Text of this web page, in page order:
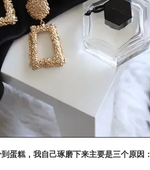
蛋糕，我自己琢磨下来主要是三个原因：